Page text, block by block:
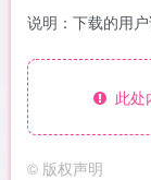
说明：下载的用
此处
© 版权声明